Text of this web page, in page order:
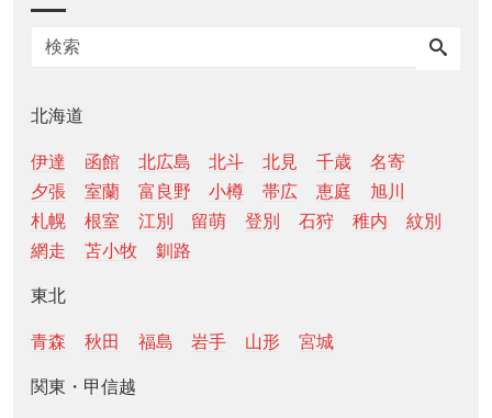
北海道
伊達 函館 北広島 北斗 北見 千歳
名寄
夕張
室蘭 富良野 小樽 帯広 恵庭
旭川
札幌
根室 江別 留萌 登別 石狩 稚内
紋別
網走
苫小牧 釧路
東北
青森 秋田 福島 岩手 山形 宮城
関東・甲信越